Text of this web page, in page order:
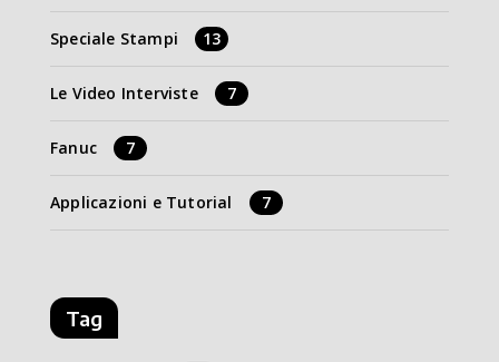
Speciale Stampi 13
Le Video Interviste 7
Fanuc 7
Applicazioni e Tutorial 7
Tag